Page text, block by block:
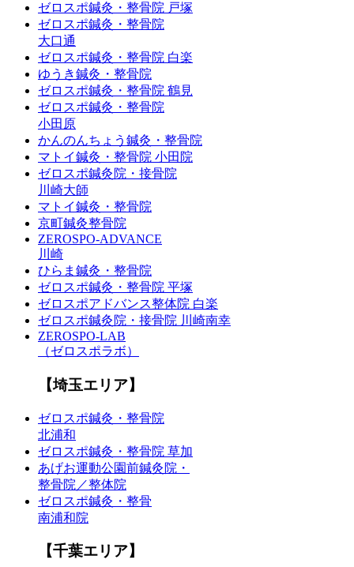
ゼロスポ鍼灸・整骨院 戸塚
ゼロスポ鍼灸・整骨院
大口通
ゼロスポ鍼灸・整骨院 白楽
ゆうき鍼灸・整骨院
ゼロスポ鍼灸・整骨院 鶴見
ゼロスポ鍼灸・整骨院
小田原
かんのんちょう鍼灸・整骨院
マトイ鍼灸・整骨院 小田院
ゼロスポ鍼灸院・接骨院
川崎大師
マトイ鍼灸・整骨院
京町鍼灸整骨院
ZEROSPO-ADVANCE
川崎
ひらま鍼灸・整骨院
ゼロスポ鍼灸・整骨院 平塚
ゼロスポアドバンス整体院 白楽
ゼロスポ鍼灸院・接骨院 川崎南幸
ZEROSPO-LAB
（ゼロスポラボ）
【埼玉エリア】
ゼロスポ鍼灸・整骨院
北浦和
ゼロスポ鍼灸・整骨院 草加
あげお運動公園前鍼灸院・
整骨院／整体院
ゼロスポ鍼灸・整骨
南浦和院
【千葉エリア】